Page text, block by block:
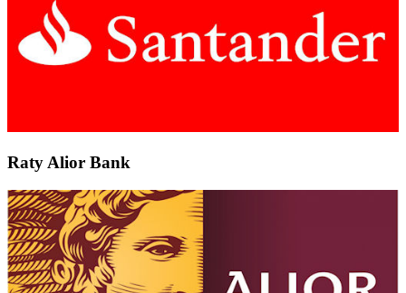
Raty Alior Bank